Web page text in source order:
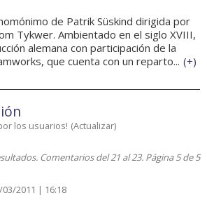
de Patrik Süskind dirigida por
Tykwer. Ambientado en el siglo XVIII,
alemana con participación de la
que cuenta con un reparto... (+)
los usuarios! (Actualizar)
Comentarios del 21 al 23. Página 5 de 5
03/2011 | 16:18